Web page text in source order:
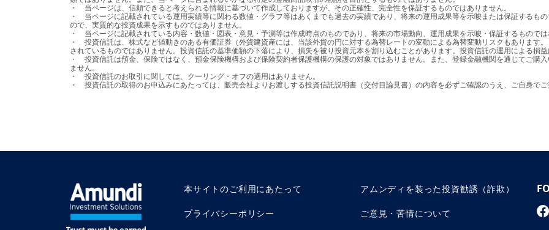
・	当ページは、信頼できると考えられる情報に基づいて作成しておりますが、その正確性、完全性を保証するものではありません。
・	当ページに記載されている運用実績等に関わる数値・グラフ等はあくまでも過去の実績であり、将来の運用成果等を示唆または保証するものではありません。また、手数料・税金等を考慮しておりません
ので、実質的な投資成果を示すものではありません。
・	当ページに記載されている内容・数値・図表・意見・予測等は作成時点のものであり、将来の市場動向、運用成果を示唆・保証するものではなく、予告なしに変更される可能性があります。
・	投資信託は、株式など値動きのある有価証券（外貨建資産には、当該外貨の円に対する為替レートの変動による為替変動リスクもあります。）に投資しますので、基準価額は変動します。投資元本が保証
されているものではありません。投資信託の基準価額の下落により、損失を被り投資元本を割り込むことがあります。投資信託の運用による損
・	投資信託は預金、保険ではなく、預金保険機構および保険契約者保護機構の保護の対象ではありません。また、登録金融機関を通じてご購入いただいた投資信託は、投資者保護基金の保護の対象とはなり
ません。
・	投資信託のお取引に関しては、クーリング・オフの適用はありません。
・	投資信託の取得のお申込みにあたっては、販売会社よりお渡しする投資信託説明書（交付目論見書）の内容を必ずご確認のうえ、ご自身で
本サイトのご利用にあたって
プライバシーポリシー
アムンディを装った投資勧誘（詐欺）
ご意見・苦情について